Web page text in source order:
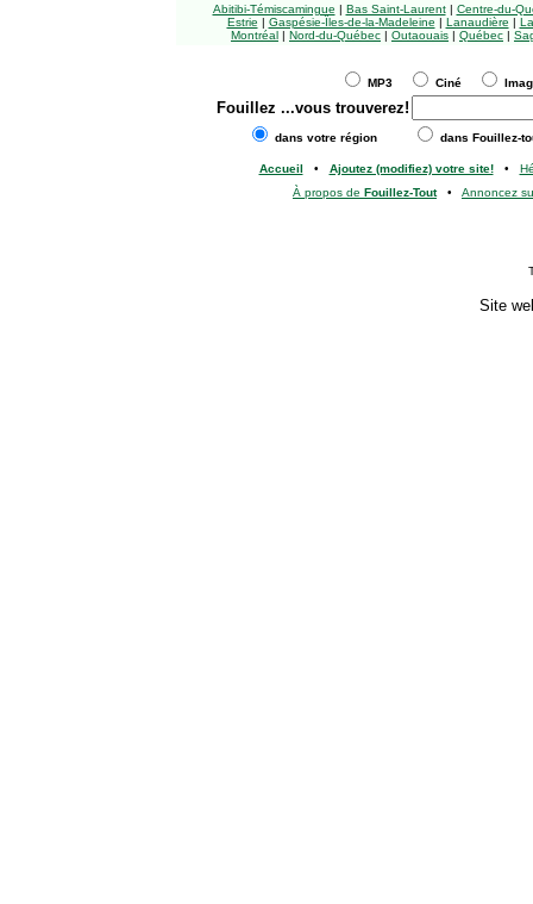
Abitibi-Témiscamingue | Bas Saint-Laurent| Centre-du-
Estrie | Gaspésie-Îles-de-la-Madeleine | Lanaudière |
Montréal | Nord-du-Québec | Outaouais | Québec |
MP3 Ciné
Fouillez ...vous trouverez!
dans votre région dans Fouillez-
Accueil • Ajoutez (modifiez) votre site!•
À propos de Fouillez-Tout• Annoncez
Site